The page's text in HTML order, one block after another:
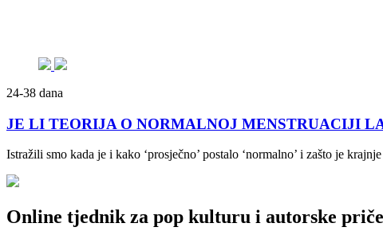
24-38 dana
JE LI TEORIJA O NORMALNOJ MENSTRUACIJI
Istražili smo kada je i kako ‘prosječno’ postalo ‘normalno’ i zašto je
Online tjednik za pop kulturu i autorske priče